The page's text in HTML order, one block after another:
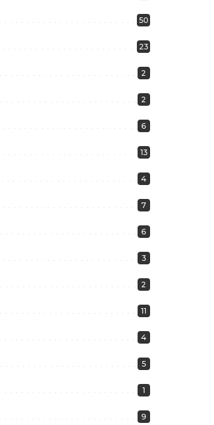
50
23
2
2
6
13
4
7
6
3
2
11
4
5
1
9